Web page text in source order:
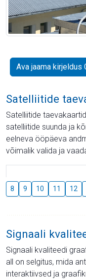
Ava jaama kirjeldus
Satelliitide
Satelliitide
satelliitide suunda ja
eelneva ööpäeva
võimalik valida ja
8 9 10 11 12
Signaali
Signaali kvaliteedi
all on selgitus, mida
interaktiivsed ja